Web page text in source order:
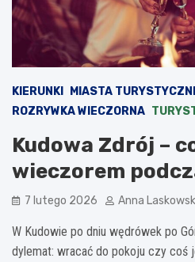
KIERUNKI MIASTA
ROZRYWKA WIECZORNA
Kudowa Zdrój –
wieczorem
7 lutego 2026 Anna
W Kudowie po dniu wędrówek po
dylemat: wracać do pokoju czy